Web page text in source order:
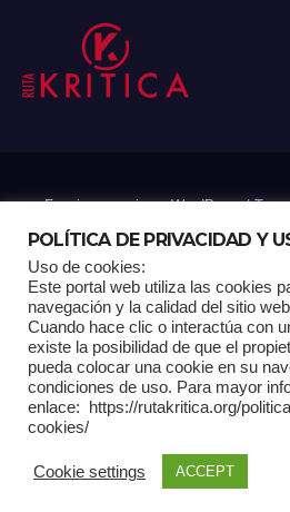
Funciona gracias a WordPress|
Home Análisis Carrito RK
Multimedia Página de
POLÍTICA DE PRIVACIDAD Y
Uso de cookies:
Este portal web utiliza las cookies
navegación y la calidad del sitio
Cuando hace clic o interactúa con
existe la posibilidad de que el
pueda colocar una cookie en su
condiciones de uso. Para mayor
enlace: https://rutakritica.org/
cookies/
Cookie settings ACCEPT